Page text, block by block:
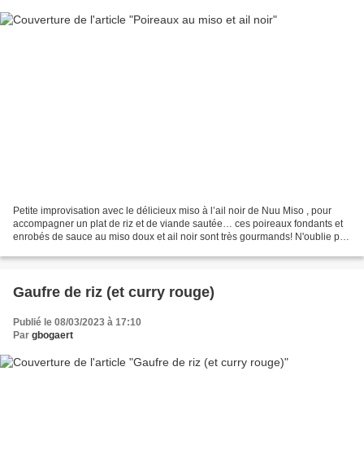
Petite improvisation avec le délicieux miso à l’ail noir de Nuu Miso , pour
accompagner un plat de riz et de viande sautée… ces poireaux fondants et
enrobés de sauce au miso doux et ail noir sont très gourmands! N'oublie pas
Gaufre de riz (et curry rouge)
Publié le 08/03/2023 à 17:10
Par gbogaert